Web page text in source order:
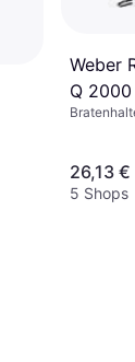
Weber
Q
26,13 €
5 Shops